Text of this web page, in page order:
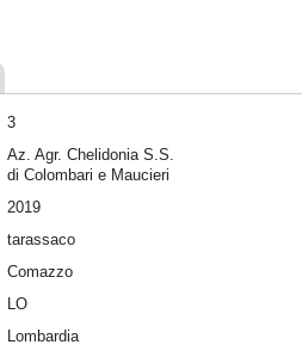
3
Az. Agr. Chelidonia S.S.
di Colombari e Maucieri
2019
tarassaco
Comazzo
LO
Lombardia